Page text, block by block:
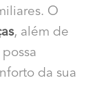
O
, além de
da sua